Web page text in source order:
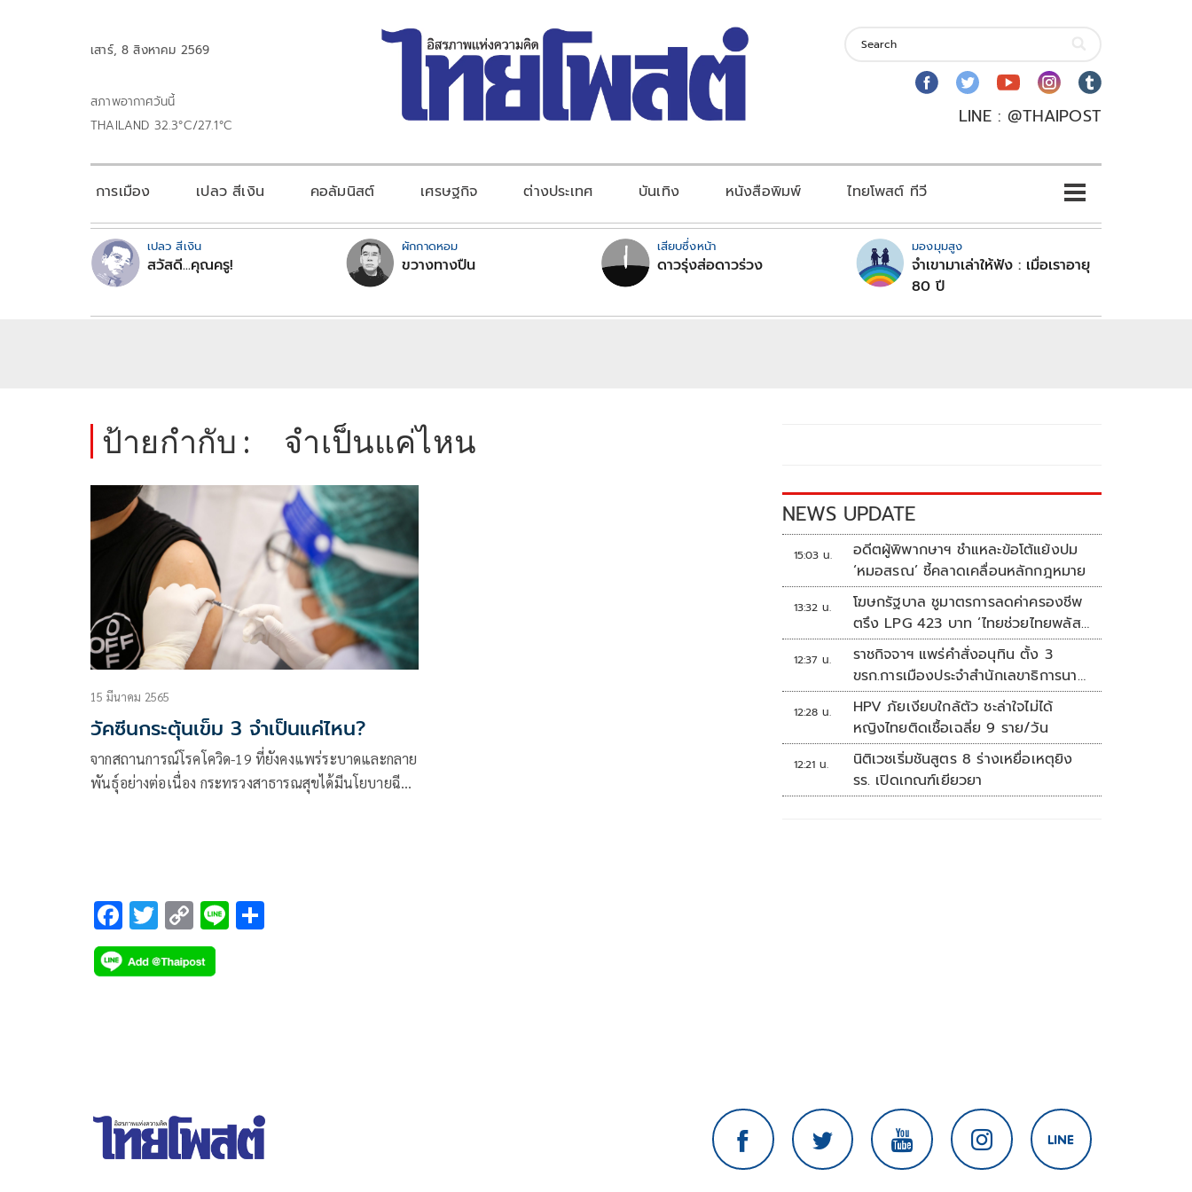
เสาร์, 8 สิงหาคม 2569
สภาพอากาศวันนี้
THAILAND 32.3°C/27.1°C
LINE : @THAIPOST
การเมือง เปลว สีเงิน คอลัมนิสต์ เศรษฐกิจ ต่างประเทศ บันเทิง หนังสือพิมพ์ ไทยโพสต์ ทีวี
เปลว สีเงิน
สวัสดี...คุณครู!
ผักกาดหอม
ขวางทางปืน
เสียบซึ่งหน้า
ดาวรุ่งส่อดาวร่วง
มองมุมสูง
จำเขามาเล่าให้ฟัง : เมื่อเราอายุ
80 ปี
ป้ายกำกับ : จำเป็นแค่ไหน
15 มีนาคม 2565
วัคซีนกระตุ้นเข็ม 3 จำเป็นแค่ไหน?
จากสถานการณ์โรคโควิด-19 ที่ยังคงแพร่ระบาดและกลาย
พันธุ์อย่างต่อเนื่อง กระทรวงสาธารณสุขได้มีนโยบายฉีด
F
ac
e
T
wi
tt
C
o
p
Li
NEWS UPDATE
15:03 น.
อดีตผู้พิพากษาฯ ชำแหละข้อโต้แย้งปม
‘หมอสรณ’ ชี้คลาดเคลื่อนหลักกฎหมาย
13:32 น.
โฆษกรัฐบาล ชูมาตรการลดค่าครองชีพ
ตรึง LPG 423 บาท ‘ไทยช่วยไทยพลัส’
ดันเงินหมุนแสนล้าน
12:37 น.
ราชกิจจาฯ แพร่คำสั่งอนุทิน ตั้ง 3
ขรก.การเมืองประจำสำนักเลขาธิการนา
ยกฯ
12:28 น.
HPV ภัยเงียบใกล้ตัว ชะล่าใจไม่ได้
หญิงไทยติดเชื้อเฉลี่ย 9 ราย/วัน
12:21 น.
นิติเวชเริ่มชันสูตร 8 ร่างเหยื่อเหตุยิง
รร. เปิดเกณฑ์เยียวยา